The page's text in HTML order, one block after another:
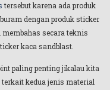
tersebut karena ada produk
dengan produk sticker
secara teknis
kaca sandblast.
paling penting jikalau kita
kedua jenis material